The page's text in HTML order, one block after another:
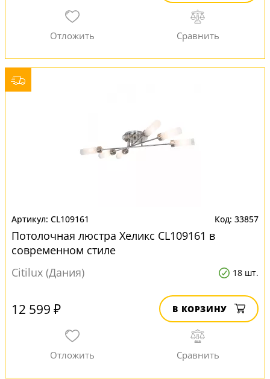
CL109161 33857
Потолочная люстра Хеликс CL109161 в
современном стиле
Citilux (Дания)
18 шт.
12 599 ₽ В КОРЗИНУ